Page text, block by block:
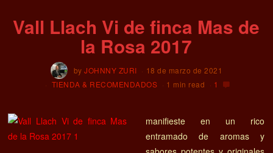
Vall Llach Vi de finca Mas de
la Rosa 2017
byJOHNNY ZURI
18 de marzo de 2021
TIENDA & RECOMENDADOS
1 min read 1
manifieste en un rico
entramado de aromas y